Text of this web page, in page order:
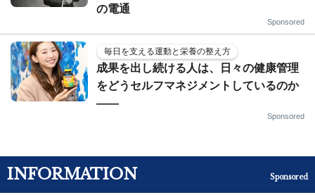
の電通
Sponsored
毎日を支える運動と栄養の整え方
成果を出し続ける人は、日々の健康管理
をどうセルフマネジメントしているのか
——
Sponsored
INFORMATION Sponsored